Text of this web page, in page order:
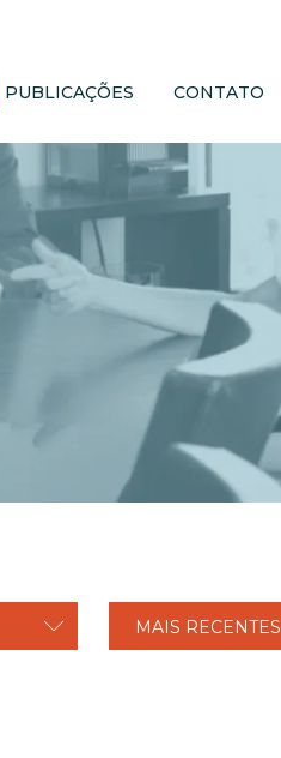
PUBLICAÇÕES CONTATO
MAIS RECENTES